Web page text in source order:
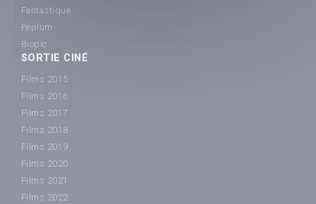
Fantastique
Péplum
Biopic
SORTIE CINÉ
Films 2015
Films 2016
Films 2017
Films 2018
Films 2019
Films 2020
Films 2021
Films 2022